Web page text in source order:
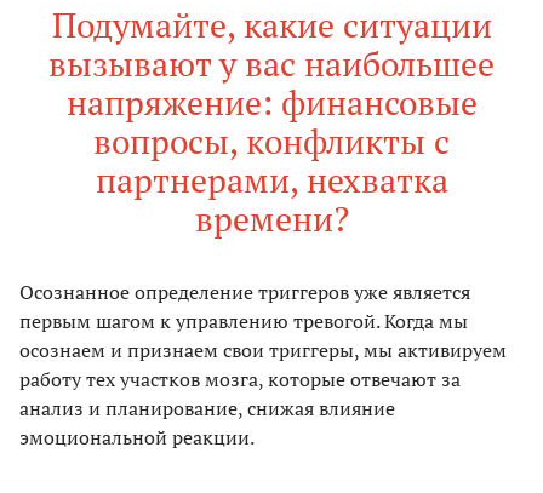
Подумайте, какие ситуации
вызывают у вас наибольшее
напряжение: финансовые
вопросы, конфликты с
партнерами, нехватка
времени?
Осознанное определение триггеров уже является
первым шагом к управлению тревогой. Когда мы
осознаем и признаем свои триггеры, мы активируем
работу тех участков мозга, которые отвечают за
анализ и планирование, снижая влияние
эмоциональной реакции.